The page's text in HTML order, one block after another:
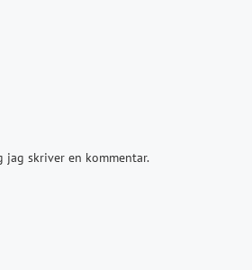
jag skriver en kommentar.